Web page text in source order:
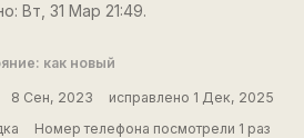
Вт, 31 Мар 21:49.
как новый
8 Сен, 2023
исправлено 1 Дек, 2025
Номер телефона посмотрели 1 раз